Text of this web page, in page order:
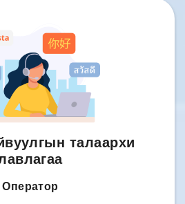
талаархи
Оператор